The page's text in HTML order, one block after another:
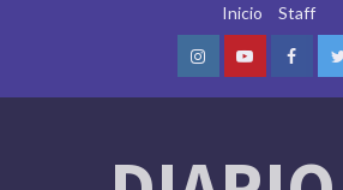
Inicio Staff
InstagramYoutube